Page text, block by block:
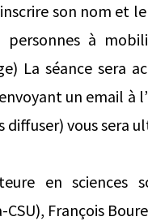
son nom et
personnes à
La séance sera
un email à
diffuser) vous sera
en sciences
François